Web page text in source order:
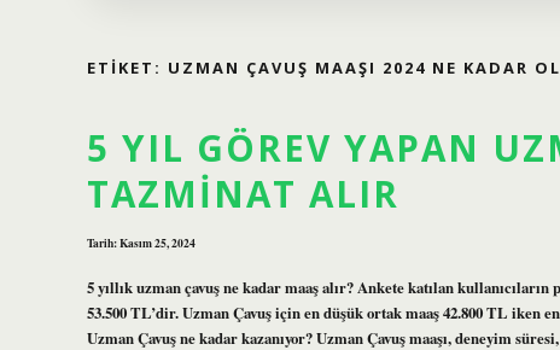
ETIKET: UZMAN ÇAVUŞ MAAŞI 2024 NE KADAR
5 YIL GÖREV YAPAN
TAZMINAT ALIR
Tarih: Kasım 25, 2024
5 yıllık uzman çavuş ne kadar maaş alır? Ankete katılan
53.500 TL’dir. Uzman Çavuş için en düşük ortak maaş 42.800 TL iken
Uzman Çavuş ne kadar kazanıyor? Uzman Çavuş maaşı, deneyim